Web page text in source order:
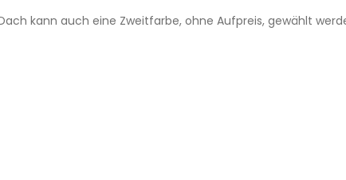
kann auch eine Zweitfarbe, ohne Aufpreis, gewählt